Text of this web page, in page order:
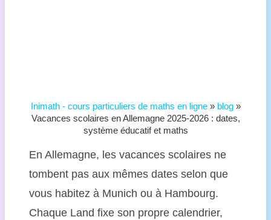
Inimath - cours particuliers de maths en ligne» blog»
Vacances scolaires en Allemagne 2025-2026 : dates,
système éducatif et maths
En Allemagne, les vacances scolaires ne
tombent pas aux mêmes dates selon que
vous habitez à Munich ou à Hambourg.
Chaque Land fixe son propre calendrier,